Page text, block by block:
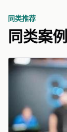
同类推荐
同类案例